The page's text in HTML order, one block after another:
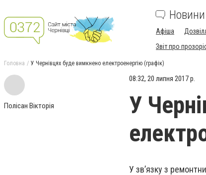
Новини
Афіша
Звіт про
Головна У Чернівцях буде вимкнено електроенергію (графік)
Полісан Вікторія
08:32, 20 липня 2017 р.
У
У зв’язку з